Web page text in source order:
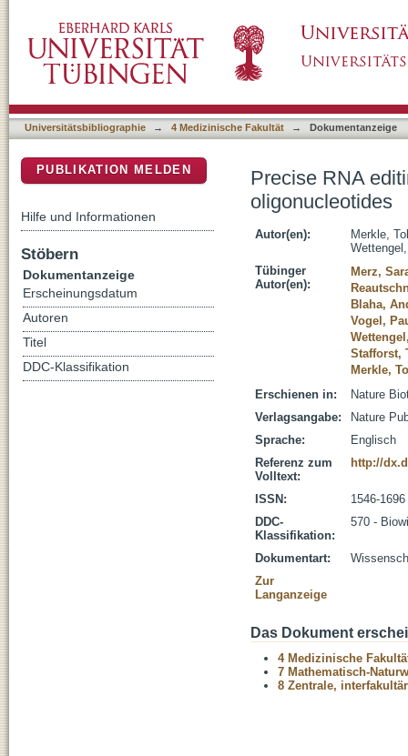
Universitätsbibliographie → 4 Medizinische Fakultät → Dokumentanzeige
Precise RNA
oligonucleotides
Autor(en):
Merkle,
Tübinger
Autor(en):
Merz,
Blaha,
Vogel,
Stafforst,
Merkle,
Erschienen in:
Nature
Verlagsangabe:
Nature
Sprache:
Englisch
Referenz zum
Volltext:
http://
ISSN:
1546-1696
DDC-
Klassifikation:
570 -
Dokumentart:
Zur
Langanzeige
Das Dokument
4 Medizinische
7 Mathematisch-
8 Zentrale,
PUBLIKATION MELDEN
Hilfe und Informationen
Stöbern
Dokumentanzeige
Erscheinungsdatum
Autoren
Titel
DDC-Klassifikation